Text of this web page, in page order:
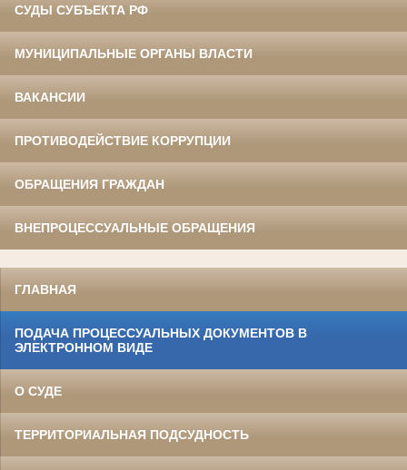
СУДЫ СУБЪЕКТА РФ
МУНИЦИПАЛЬНЫЕ ОРГАНЫ ВЛАСТИ
ВАКАНСИИ
ПРОТИВОДЕЙСТВИЕ КОРРУПЦИИ
ОБРАЩЕНИЯ ГРАЖДАН
ВНЕПРОЦЕССУАЛЬНЫЕ ОБРАЩЕНИЯ
ГЛАВНАЯ
ПОДАЧА ПРОЦЕССУАЛЬНЫХ ДОКУМЕНТОВ В
ЭЛЕКТРОННОМ ВИДЕ
О СУДЕ
ТЕРРИТОРИАЛЬНАЯ ПОДСУДНОСТЬ